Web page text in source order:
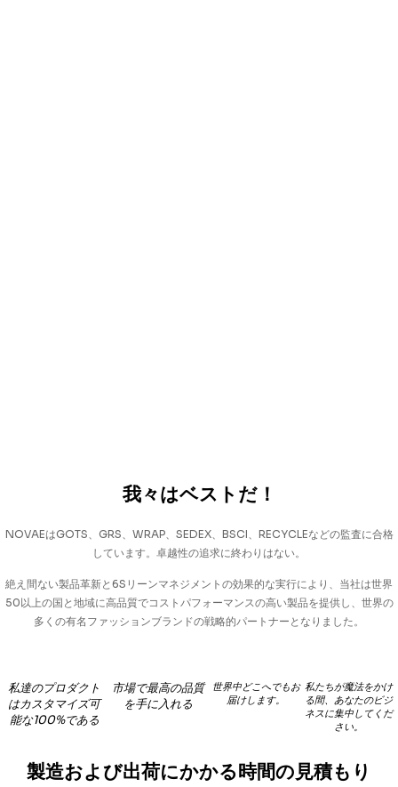
我々はベストだ！
NOVAEはGOTS、GRS、WRAP、SEDEX、BSCI、RECYCLEなどの監査に合格
しています。卓越性の追求に終わりはない。
絶え間ない製品革新と6Sリーンマネジメントの効果的な実行により、当社は世界
50以上の国と地域に高品質でコストパフォーマンスの高い製品を提供し、世界の
多くの有名ファッションブランドの戦略的パートナーとなりました。
私達のプロダクト
はカスタマイズ可
能な100%である
市場で最高の品質
を手に入れる
世界中どこへでもお
届けします。
私たちが魔法をかけ
る間、あなたのビジ
ネスに集中してくだ
さい。
製造および出荷にかかる時間の見積もり